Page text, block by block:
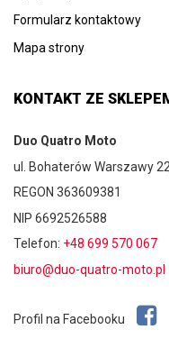
Formularz kontaktowy
Mapa strony
KONTAKT ZE
Duo Quatro Moto
ul. Bohaterów Warszawy
REGON 363609381
NIP 6692526588
Telefon: +48 699 570 067
biuro@duo-quatro-moto.pl
Profil na Facebooku